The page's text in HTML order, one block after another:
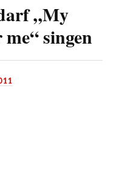
„My
singen